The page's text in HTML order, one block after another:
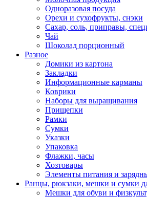
Одноразовая посуда
Орехи и сухофрукты, снэки
Сахар, соль, приправы,
Чай
Шоколад порционный
Разное
Домики из картона
Закладки
Информационные карманы
Коврики
Наборы для выращивания
Прищепки
Рамки
Сумки
Указки
Упаковка
Флажки, часы
Хозтовары
Элементы питания и
Ранцы, рюкзаки, мешки и сумки
Мешки для обуви и